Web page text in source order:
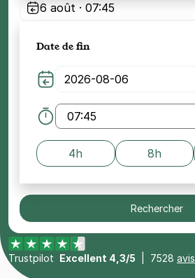
6 août · 07:45
Date de fin
4h 8h
Rechercher
Trustpilot Excellent 4,3/5 7528 avis